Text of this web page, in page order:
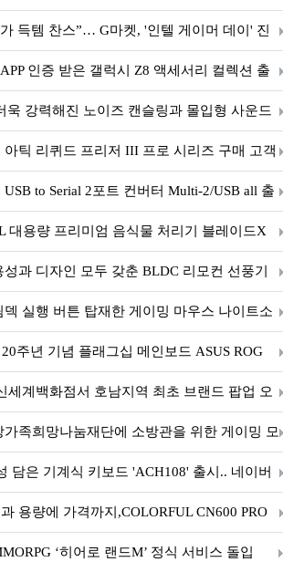
득템 찬스”… G마켓, '인텔 게이머 데이' 진
인증 받은 갤럭시 Z8 액세서리 컬렉션 출
욱 강력해진 노이즈 캔슬링과 몰입형 사운드
출시
아틱 리퀴드 프리저 III 프로 시리즈 구매 고객
정 프로모션 진행
to Serial 2포트 컨버터 Multi-2/USB all 출
대용량 프리미엄 음식물 처리기 블레이드X
과 디자인 모두 갖춘 BLDC 리모컨 선풍기
덱 실행 버튼 탑재한 게이밍 마우스 나이트소
출시
20주년 기념 플래그십 메인보드 ASUS ROG
20 국내 출시 예정
세계백화점서 호남지역 최초 브랜드 팝업 오
가족희망나눔재단에 소방관을 위한 게이밍 모
기부
담은 기계식 키보드 'ACH108' 출시.. 네이버
행용량에 가격까지,COLORFUL CN600 PRO
1TB ‘히어로 랜드M’ 정식 서비스 돌입